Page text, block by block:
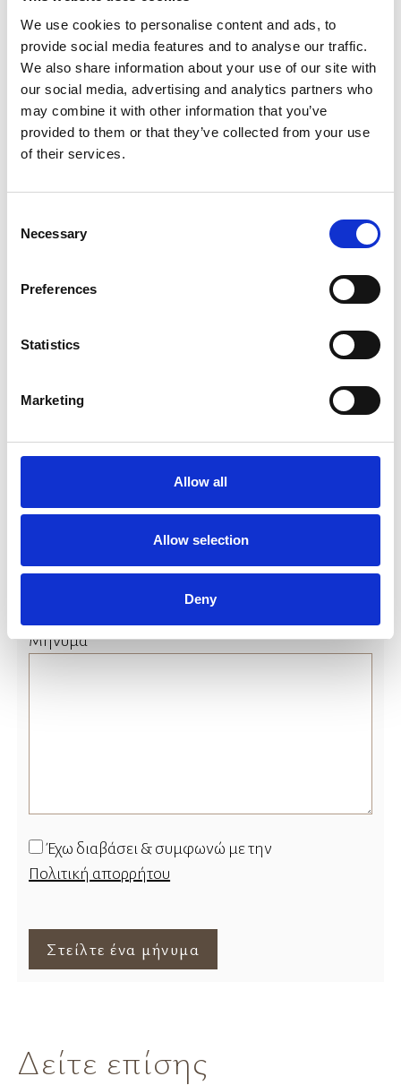
We use cookies to personalise content and ads, to
provide social media features and to analyse our traffic.
We also share information about your use of our site with
our social media, advertising and analytics partners who
may combine it with other information that you’ve
provided to them or that they’ve collected from your use
of their services.
Selection
Necessary
Preferences
Statistics
Marketing
Allow all
Allow selection
Deny
Ώρα εκδήλωσης (Έως)
Γεύμα (καθιστό) /Dinner (καθιστό) / Επίσημο
(Αν ΝΑΙ παρακαλούμε ενημερώστε)
Μήνυμα
Έχω διαβάσει & συμφωνώ με την
Πολιτική απορρήτου
Στείλτε ένα μήνυμα
Δείτε επίσης